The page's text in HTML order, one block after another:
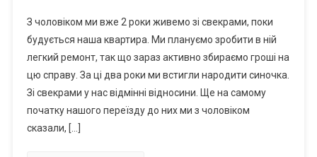
З чоловіком ми вже 2 роки живемо зі свекрами, поки
будується наша квартира. Ми плануємо зробити в ній
легкий ремонт, так що зараз активно збираємо гроші на
цю справу. За ці два роки ми встигли народити синочка.
Зі свекрами у нас відмінні відносини. Ще на самому
початку нашого переїзду до них ми з чоловіком
сказали, […]